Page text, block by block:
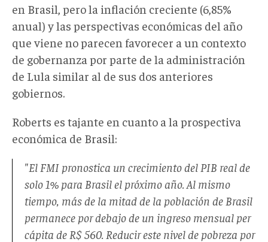
en Brasil, pero la inflación creciente (6,85%
anual) y las perspectivas económicas del año
que viene no parecen favorecer a un contexto
de gobernanza por parte de la administración
de Lula similar al de sus dos anteriores
gobiernos.
Roberts es tajante en cuanto a la prospectiva
económica de Brasil:
"El FMI pronostica un crecimiento del PIB real de
solo 1% para Brasil el próximo año. Al mismo
tiempo, más de la mitad de la población de Brasil
permanece por debajo de un ingreso mensual per
cápita de R$ 560. Reducir este nivel de pobreza por